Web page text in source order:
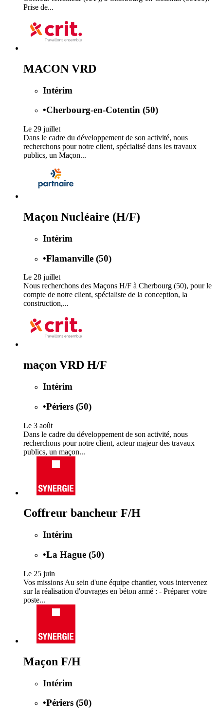
Prise de...
MACON VRD
Intérim
•Cherbourg-en-Cotentin (50)
Le 29 juillet
Dans le cadre du développement de son activité, nous
recherchons pour notre client, spécialisé dans les travaux
publics, un Maçon...
Maçon Nucléaire (H/F)
Intérim
•Flamanville (50)
Le 28 juillet
Nous recherchons des Maçons H/F à Cherbourg (50), pour le
compte de notre client, spécialiste de la conception, la
construction,...
maçon VRD H/F
Intérim
•Périers (50)
Le 3 août
Dans le cadre du développement de son activité, nous
recherchons pour notre client, acteur majeur des travaux
publics, un maçon...
Coffreur bancheur F/H
Intérim
•La Hague (50)
Le 25 juin
Vos missions Au sein d'une équipe chantier, vous intervenez
sur la réalisation d'ouvrages en béton armé : - Préparer votre
poste...
Maçon F/H
Intérim
•Périers (50)